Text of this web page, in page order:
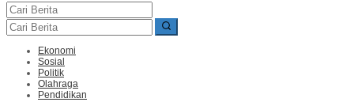
Ekonomi
Sosial
Politik
Olahraga
Pendidikan